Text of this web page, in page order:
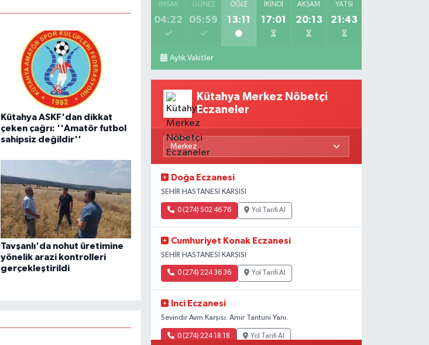
Kütahya ASKF'dan dikkat
çeken çağrı: ''Amatör futbol
sahipsiz değildir''
Tavşanlı'da nohut üretimine
yönelik arazi kontrolleri
gerçekleştirildi
İMSAK
04:22
GÜNEŞ
05:59
ÖĞLE
13:11
İKINDI
17:01
AKŞAM
20:13
YATSI
21:43
Aylık Vakitler
Kütahya Merkez Nöbetçi
Eczaneler
Doğa Eczanesi
ŞEHİR HASTANESİ KARŞISI
0 (274) 502 46 76 Yol Tarifi Al
Cumhuriyet Konak Eczanesi
ŞEHİR HASTANESİ KARŞISI
0 (274) 224 36 36 Yol Tarifi Al
Inci Eczanesi
Sevindir Avm Karşısı. Amir Tantuni Yanı.
0 (274) 224 18 18 Yol Tarifi Al